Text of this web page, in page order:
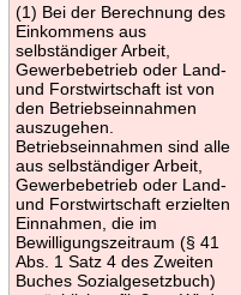
(1) Bei der Berechnung des
Einkommens aus
selbständiger Arbeit,
Gewerbebetrieb oder Land-
und Forstwirtschaft ist von
den Betriebseinnahmen
auszugehen.
Betriebseinnahmen sind alle
aus selbständiger Arbeit,
Gewerbebetrieb oder Land-
und Forstwirtschaft erzielten
Einnahmen, die im
Bewilligungszeitraum (§ 41
Abs. 1 Satz 4 des Zweiten
Buches Sozialgesetzbuch)